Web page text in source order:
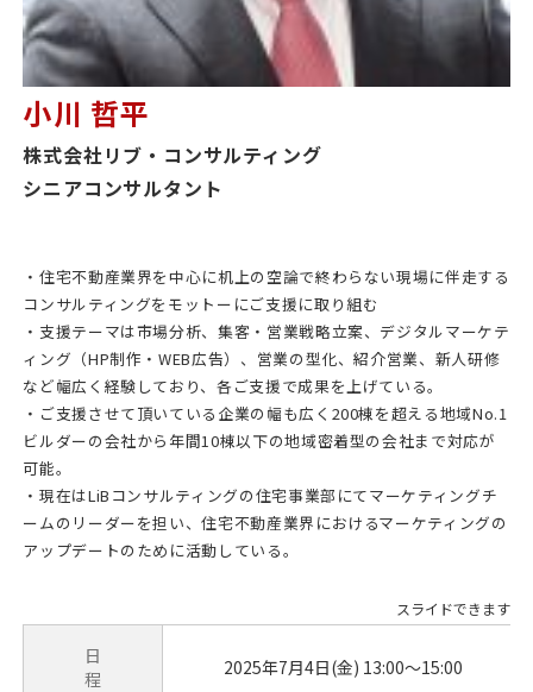
小川 哲平
株式会社リブ・コンサルティング
シニアコンサルタント
・住宅不動産業界を中心に机上の空論で終わらない現場に伴走する
コンサルティングをモットーにご支援に取り組む
・支援テーマは市場分析、集客・営業戦略立案、デジタルマーケテ
ィング（HP制作・WEB広告）、営業の型化、紹介営業、新人研修
など幅広く経験しており、各ご支援で成果を上げている。
・ご支援させて頂いている企業の幅も広く200棟を超える地域No.1
ビルダーの会社から年間10棟以下の地域密着型の会社まで対応が
可能。
・現在はLiBコンサルティングの住宅事業部にてマーケティングチ
ームのリーダーを担い、住宅不動産業界におけるマーケティングの
アップデートのために活動している。
日
程
2025年7月4日(金) 13:00～15:00